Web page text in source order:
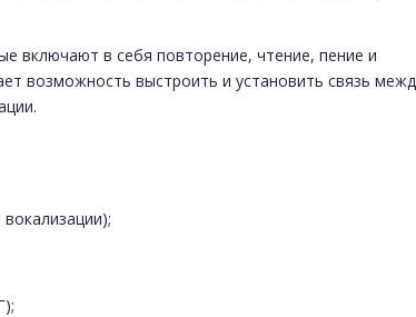
включают в себя повторение, чтение, пение и
возможность выстроить и установить связь